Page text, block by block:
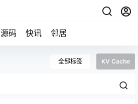
源码 快讯 邻居
全部标签 KV Cache